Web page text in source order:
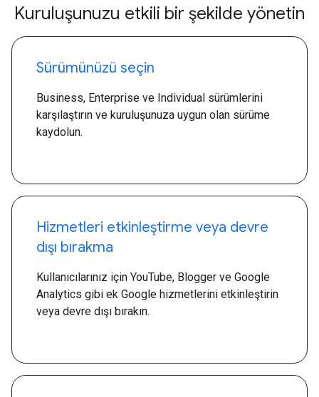
Kuruluşunuzu etkili bir şekilde yönetin
Sürümünüzü seçin
Business, Enterprise ve Individual sürümlerini
karşılaştırın ve kuruluşunuza uygun olan sürüme
kaydolun.
Hizmetleri etkinleştirme veya devre
dışı bırakma
Kullanıcılarınız için YouTube, Blogger ve Google
Analytics gibi ek Google hizmetlerini etkinleştirin
veya devre dışı bırakın.